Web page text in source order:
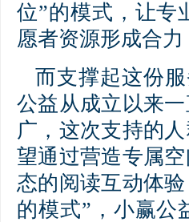
位”的模式，让专
愿者资源形成合
而支撑起这份
公益从成立以来
广，这次支持的
望通过营造专属
态的阅读互动体
的模式”，小赢公